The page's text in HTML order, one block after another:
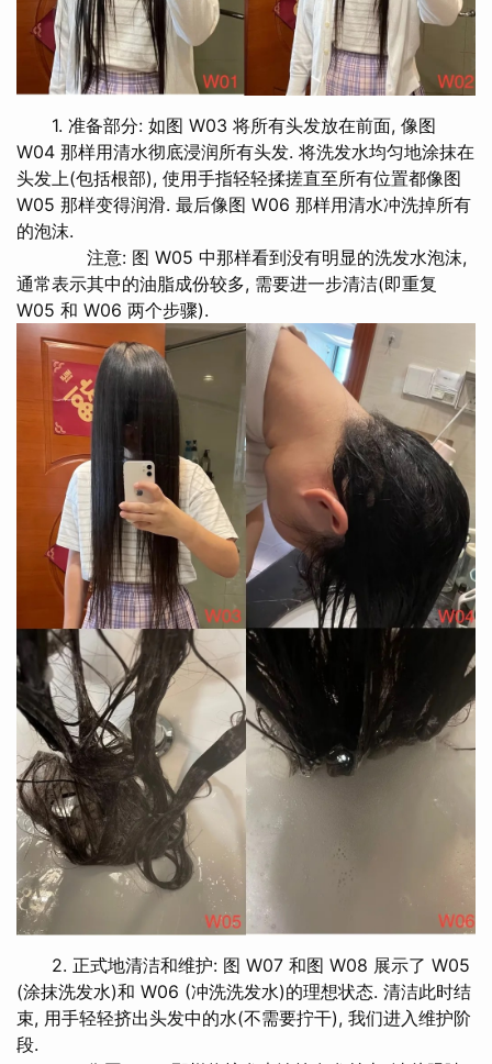
1. 准备部分: 如图 W03 将所有头发放在前面, 像图
W04 那样用清水彻底浸润所有头发. 将洗发水均匀地涂抹在
头发上(包括根部), 使用手指轻轻揉搓直至所有位置都像图
W05 那样变得润滑. 最后像图 W06 那样用清水冲洗掉所有
的泡沫.
注意: 图 W05 中那样看到没有明显的洗发水泡沫,
通常表示其中的油脂成份较多, 需要进一步清洁(即重复
W05 和 W06 两个步骤).
2. 正式地清洁和维护: 图 W07 和图 W08 展示了 W05
(涂抹洗发水)和 W06 (冲洗洗发水)的理想状态. 清洁此时结
束, 用手轻轻挤出头发中的水(不需要拧干), 我们进入维护阶
段.